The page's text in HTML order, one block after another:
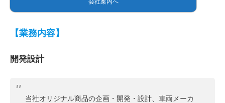
会社案内へ
【業務内容】
開発設計
当社オリジナル商品の企画・開発・設計、車両メーカ